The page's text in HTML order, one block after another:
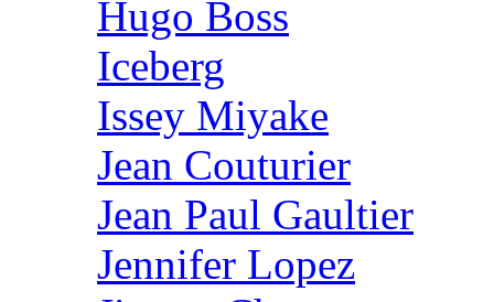
Hugo Boss
Iceberg
Issey Miyake
Jean Couturier
Jean Paul Gaultier
Jennifer Lopez